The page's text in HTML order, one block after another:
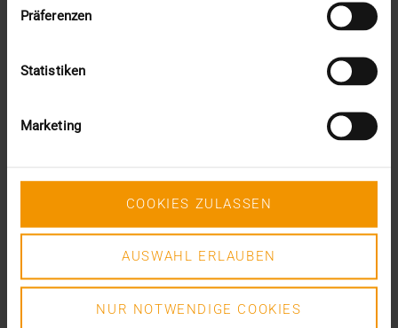
Präferenzen
Statistiken
Marketing
COOKIES ZULASSEN
AUSWAHL ERLAUBEN
NUR NOTWENDIGE COOKIES
août (1)
mai (5)
janvier (4)
décembre (2)
novembre (5)
août (1)
juin (4)
mai (5)
mars (1)